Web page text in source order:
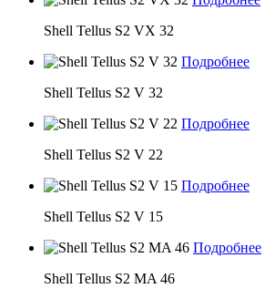
Shell Tellus S2 VX 32
Подробнее
Shell Tellus S2 V 32
Подробнее
Shell Tellus S2 V 22
Подробнее
Shell Tellus S2 V 15
Подробнее
Shell Tellus S2 MA 46